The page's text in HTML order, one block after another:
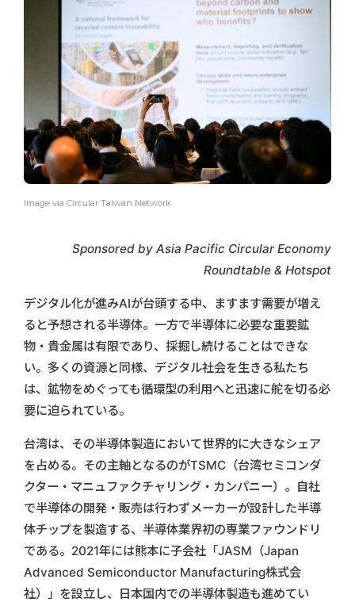
Image via Circular Taiwan Network
Sponsored by Asia Pacific Circular Economy
Roundtable & Hotspot
デジタル化が進みAIが台頭する中、ますます需要が増え
ると予想される半導体。一方で半導体に必要な重要鉱
物・貴金属は有限であり、採掘し続けることはできな
い。多くの資源と同様、デジタル社会を生きる私たち
は、鉱物をめぐっても循環型の利用へと迅速に舵を切る必
要に迫られている。
台湾は、その半導体製造において世界的に大きなシェア
を占める。その主軸となるのがTSMC（台湾セミコンダ
クター・マニュファクチャリング・カンパニー）。自社
で半導体の開発・販売は行わずメーカーが設計した半導
体チップを製造する、半導体業界初の専業ファウンドリ
である。2021年には熊本に子会社「JASM（Japan
Advanced Semiconductor Manufacturing株式会
社）」を設立し、日本国内での半導体製造も進めてい